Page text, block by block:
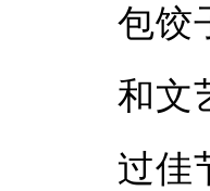
包饺
和文
过佳